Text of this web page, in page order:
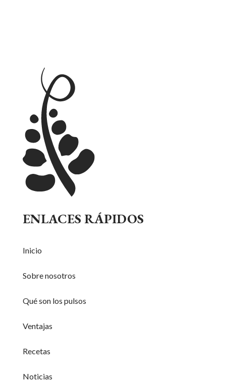
ENLACES RÁPIDOS
Inicio
Sobre nosotros
Qué son los pulsos
Ventajas
Recetas
Noticias